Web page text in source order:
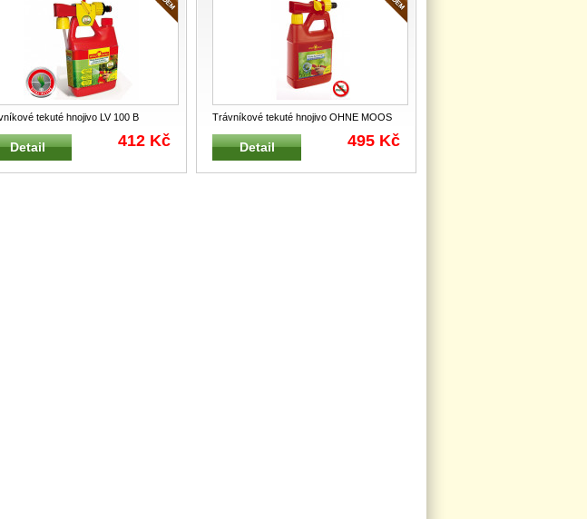
tekuté hnojivo LV 100 B
WOLF-Garten aplikátor 1L na 100
Detail 412 Kč
Trávníkové tekuté hnojivo OHNE MOOS
LM 100 B WOLF-Garten aplikátor 1L na
100...Detail 495 Kč